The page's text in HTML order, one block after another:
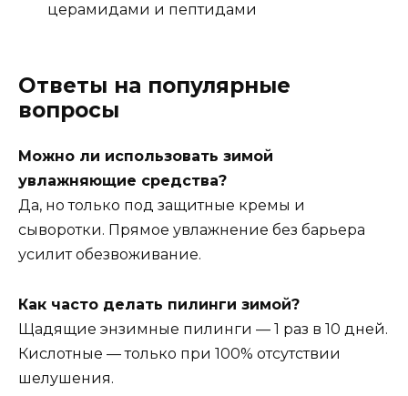
церамидами и пептидами
Ответы на популярные
вопросы
Можно ли использовать зимой
увлажняющие средства?
Да, но только под защитные кремы и
сыворотки. Прямое увлажнение без барьера
усилит обезвоживание.
Как часто делать пилинги зимой?
Щадящие энзимные пилинги — 1 раз в 10 дней.
Кислотные — только при 100% отсутствии
шелушения.